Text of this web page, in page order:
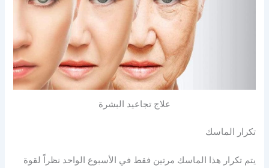
علاج تجاعيد البشرة
تكرار الماسك
يتم تكرار هذا الماسك مرتين فقط في الأسبوع الواحد نظراً لقوة